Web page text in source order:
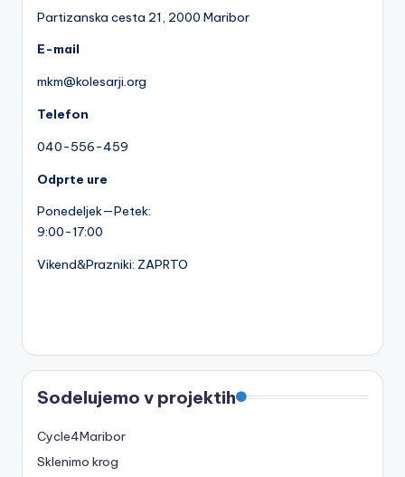
Partizanska cesta 21, 2000 Maribor
E-mail
mkm@kolesarji.org
Telefon
040-556-459
Odprte ure
Ponedeljek—Petek:
9:00-17:00
Vikend&Prazniki: ZAPRTO
Sodelujemo v projektih
Cycle4Maribor
Sklenimo krog